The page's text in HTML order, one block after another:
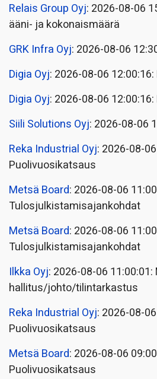
Relais Group Oyj: 2026-08-06
ääni- ja kokonaismäärä
GRK Infra Oyj: 2026-08-06
Digia Oyj: 2026-08-06
Digia Oyj: 2026-08-06
Siili Solutions Oyj: 2026-08-06
Reka Industrial Oyj: 2026-08-
Puolivuosikatsaus
Metsä Board: 2026-08-06
Tulosjulkistamisajankohdat
Metsä Board: 2026-08-06
Tulosjulkistamisajankohdat
Ilkka Oyj: 2026-08-06
hallitus/johto/tilintarkastus
Reka Industrial Oyj: 2026-08-
Puolivuosikatsaus
Metsä Board: 2026-08-06
Puolivuosikatsaus